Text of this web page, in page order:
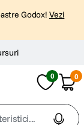
Godox! Vezi
0 0